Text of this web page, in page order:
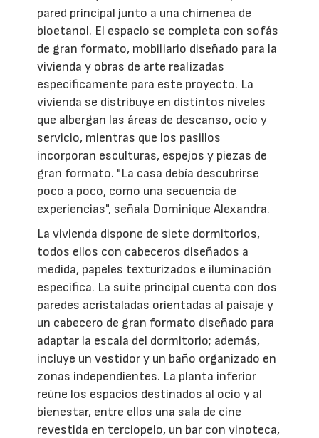
pared principal junto a una chimenea de
bioetanol. El espacio se completa con sofás
de gran formato, mobiliario diseñado para la
vivienda y obras de arte realizadas
específicamente para este proyecto. La
vivienda se distribuye en distintos niveles
que albergan las áreas de descanso, ocio y
servicio, mientras que los pasillos
incorporan esculturas, espejos y piezas de
gran formato. "La casa debía descubrirse
poco a poco, como una secuencia de
experiencias", señala Dominique Alexandra.
La vivienda dispone de siete dormitorios,
todos ellos con cabeceros diseñados a
medida, papeles texturizados e iluminación
específica. La suite principal cuenta con dos
paredes acristaladas orientadas al paisaje y
un cabecero de gran formato diseñado para
adaptar la escala del dormitorio; además,
incluye un vestidor y un baño organizado en
zonas independientes. La planta inferior
reúne los espacios destinados al ocio y al
bienestar, entre ellos una sala de cine
revestida en terciopelo, un bar con vinoteca,